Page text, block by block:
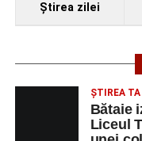
Ştirea zilei
ŞTIREA TA
Bătaie
Liceul